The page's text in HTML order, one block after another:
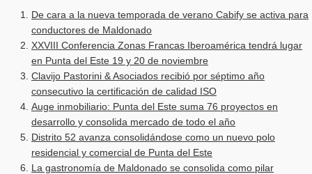
De cara a la nueva temporada de verano Cabify se activa para
conductores de Maldonado
XXVIII Conferencia Zonas Francas Iberoamérica tendrá lugar
en Punta del Este 19 y 20 de noviembre
Clavijo Pastorini & Asociados recibió por séptimo año
consecutivo la certificación de calidad ISO
Auge inmobiliario: Punta del Este suma 76 proyectos en
desarrollo y consolida mercado de todo el año
Distrito 52 avanza consolidándose como un nuevo polo
residencial y comercial de Punta del Este
La gastronomía de Maldonado se consolida como pilar